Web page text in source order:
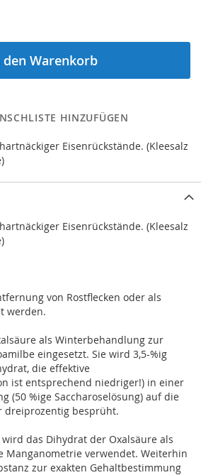
den Warenkorb
HINZUFÜGEN
Eisenrückstände. (Kleesalz
Eisenrückstände. (Kleesalz
von Rostflecken oder als
werden.
als Winterbehandlung zur
eingesetzt. Sie wird 3,5-%ig
die effektive
ist entsprechend niedriger!) in einer
(50 %ige Saccharoselösung) auf die
dreiprozentig besprüht.
das Dihydrat der Oxalsäure als
Manganometrie verwendet. Weiterhin
zur exakten Gehaltbestimmung